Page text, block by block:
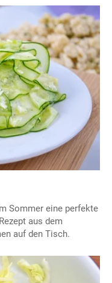
Sommer eine perfekte
aus dem
auf den Tisch.